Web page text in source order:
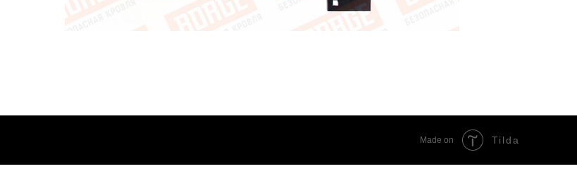
Made on Tilda